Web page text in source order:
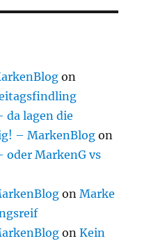
on
da lagen die
– MarkenBlog on
oder MarkenG vs
onMarke
onKein